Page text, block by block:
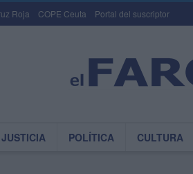
Roja COPE Ceuta Portal del suscriptor
JUSTICIA POLÍTICA CULTURA